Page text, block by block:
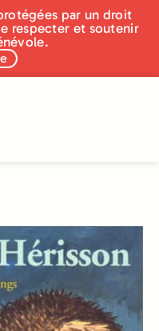
par un droit
respecter et soutenir